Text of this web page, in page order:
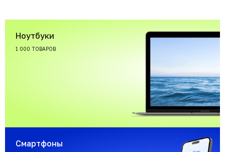
Ноутбуки
1 000 ТОВАРОВ
Смартфоны